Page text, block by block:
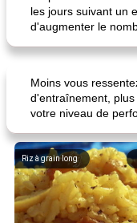
les jours suivant un
d'augmenter le
Moins vous
d'entraînement,
votre niveau de
Riz à grain long